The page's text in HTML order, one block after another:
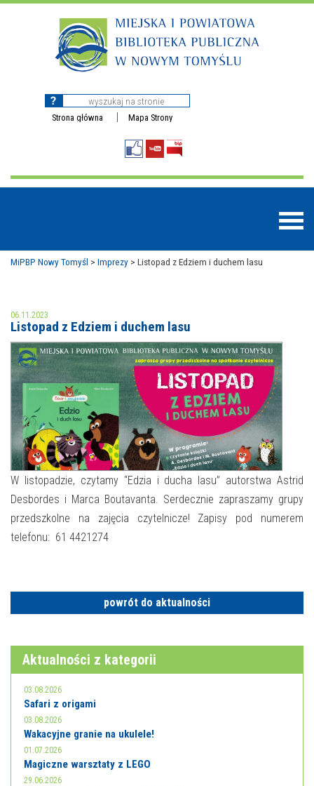
Strona główna Mapa Strony
MOJE KONTO
AKTUALNOŚCI
NAJBLIŻSZE WYDARZENIA
WYDARZENIA BIEŻĄCE
WYDARZYŁO SIĘ
NASZA OFERTA
STREFA WIEDZY O REGIONIE
STREFA KOLORU
FORMY STAŁE
NASZE FILIE
POLECANE STRONY
O NAS
MiPBP Nowy Tomyśl > Imprezy > Listopad z Edziem i duchem lasu
06.11.2023
Listopad z Edziem i duchem lasu
W listopadzie, czytamy “Edzia i ducha lasu” autorstwa Astrid
Desbordes i Marca Boutavanta. Serdecznie zapraszamy grupy
przedszkolne na zajęcia czytelnicze! Zapisy pod numerem
telefonu: 61 4421274
powrót do aktualności
Aktualności z kategorii
03.08.2026
Safari z origami
03.08.2026
Wakacyjne granie na ukulele!
01.07.2026
Magiczne warsztaty z LEGO
29.06.2026